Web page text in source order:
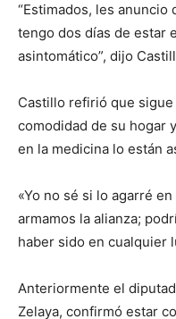
“Estimados, les anuncio
tengo dos días de estar
asintomático”, dijo
Castillo refirió que
comodidad de su hogar
en la medicina lo están
«Yo no sé si lo agarré
armamos la alianza;
haber sido en cualquier
Anteriormente el
Zelaya, confirmó estar